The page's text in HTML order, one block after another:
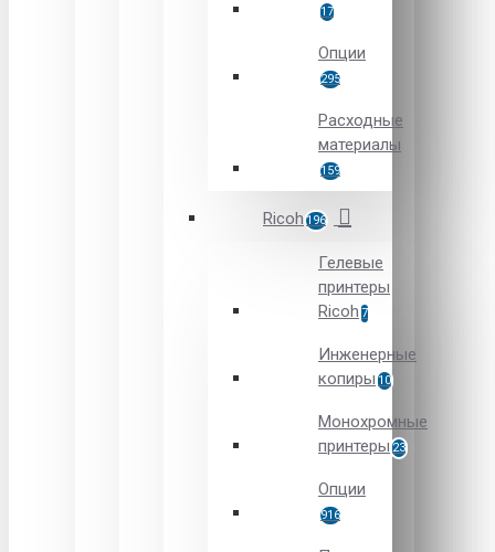
17
Опции
295
Расходные
материалы
159
Ricoh 196
Гелевые
принтеры
Ricoh 7
Инженерные
копиры 10
Монохромные
принтеры 23
Опции
916